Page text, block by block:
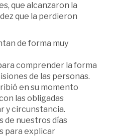
que alcanzaron la
que la perdieron
de forma muy
comprender la forma
de las personas.
en su momento
las obligadas
y circunstancia.
de nuestros días
para explicar